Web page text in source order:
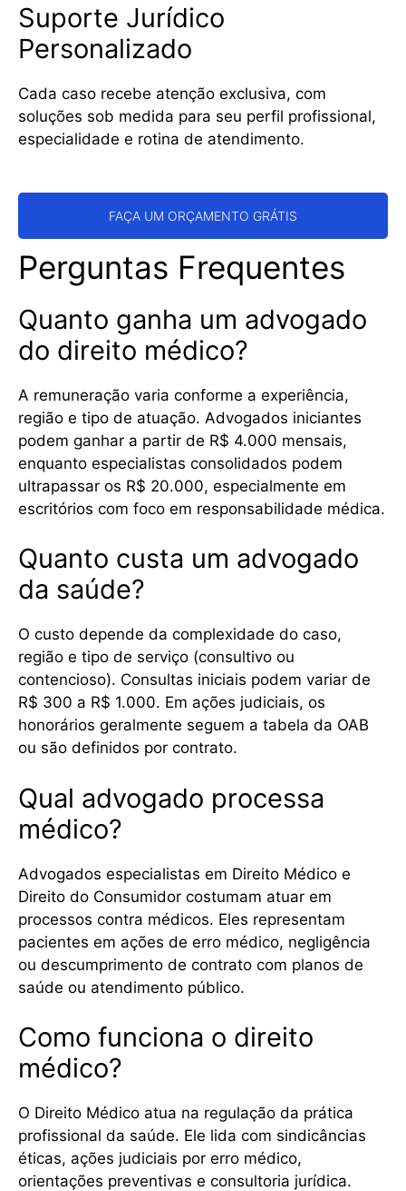
Suporte Jurídico
Personalizado
Cada caso recebe atenção exclusiva, com
soluções sob medida para seu perfil profissional,
especialidade e rotina de atendimento.
FAÇA UM ORÇAMENTO GRÁTIS
Perguntas Frequentes
Quanto ganha um advogado
do direito médico?
A remuneração varia conforme a experiência,
região e tipo de atuação. Advogados iniciantes
podem ganhar a partir de R$ 4.000 mensais,
enquanto especialistas consolidados podem
ultrapassar os R$ 20.000, especialmente em
escritórios com foco em responsabilidade médica.
Quanto custa um advogado
da saúde?
O custo depende da complexidade do caso,
região e tipo de serviço (consultivo ou
contencioso). Consultas iniciais podem variar de
R$ 300 a R$ 1.000. Em ações judiciais, os
honorários geralmente seguem a tabela da OAB
ou são definidos por contrato.
Qual advogado processa
médico?
Advogados especialistas em Direito Médico e
Direito do Consumidor costumam atuar em
processos contra médicos. Eles representam
pacientes em ações de erro médico, negligência
ou descumprimento de contrato com planos de
saúde ou atendimento público.
Como funciona o direito
médico?
O Direito Médico atua na regulação da prática
profissional da saúde. Ele lida com sindicâncias
éticas, ações judiciais por erro médico,
orientações preventivas e consultoria jurídica.